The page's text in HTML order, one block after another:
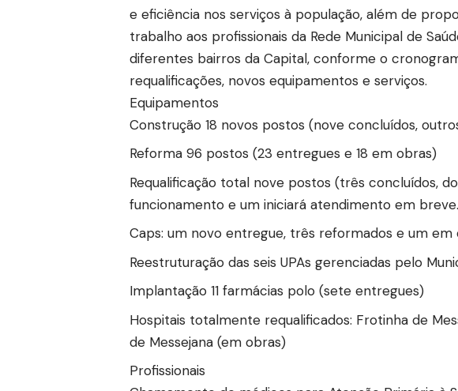
e eficiência nos serviços à população, além de
trabalho aos profissionais da Rede Municipal de
diferentes bairros da Capital, conforme o
requalificações, novos equipamentos e serviços.
Equipamentos
Construção 18 novos postos (nove concluídos,
Reforma 96 postos (23 entregues e 18 em obras)
Requalificação total nove postos (três concluídos,
funcionamento e um iniciará atendimento em
Caps: um novo entregue, três reformados e um em
Reestruturação das seis UPAs gerenciadas pelo
Implantação 11 farmácias polo (sete entregues)
Hospitais totalmente requalificados: Frotinha de
de Messejana (em obras)
Profissionais